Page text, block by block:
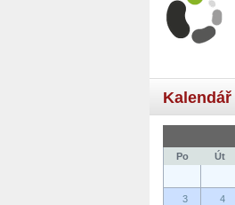
Kalendář
Po Út
3 4